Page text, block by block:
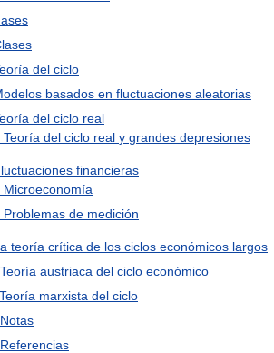
del ciclo
basados en fluctuaciones aleatorias
del ciclo real
Teoría del ciclo real y grandes depresiones
financieras
Microeconomía
Problemas de medición
teoría crítica de los ciclos económicos largos
Teoría austriaca del ciclo económico
Teoría marxista del ciclo
Notas
Referencias